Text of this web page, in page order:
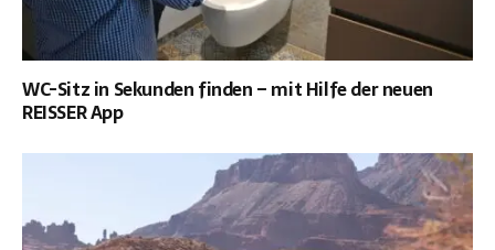
WC-Sitz in Sekunden finden – mit Hilfe der neuen
REISSER App